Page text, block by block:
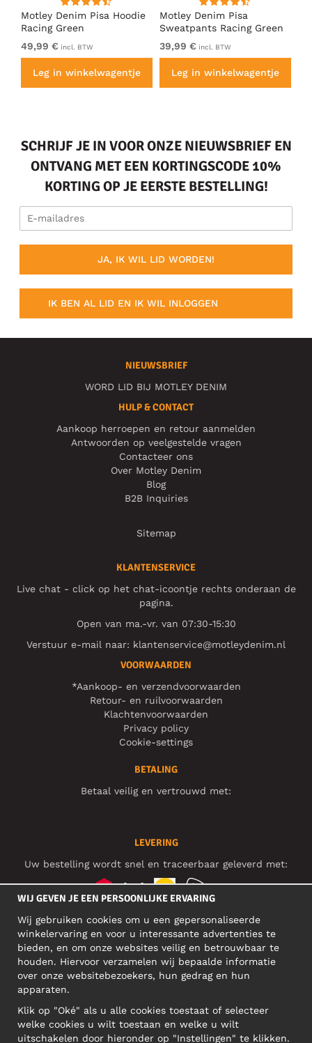
Motley Denim Pisa Hoodie
Racing Green
49,99 € incl. BTW
Leg in winkelwagentje
Motley Denim Pisa
Sweatpants Racing Green
39,99 € incl. BTW
Leg in winkelwagentje
SCHRIJF JE IN VOOR ONZE NIEUWSBRIEF EN
ONTVANG MET EEN KORTINGSCODE 10%
KORTING OP JE EERSTE BESTELLING!
JA, IK WIL LID WORDEN!
IK BEN AL LID EN IK WIL INLOGGEN
NIEUWSBRIEF
WORD LID BIJ MOTLEY DENIM
HULP & CONTACT
Aankoop herroepen en retour aanmelden
Antwoorden op veelgestelde vragen
Contacteer ons
Over Motley Denim
Blog
B2B Inquiries
Sitemap
KLANTENSERVICE
Live chat - click op het chat-icoontje rechts onderaan de
pagina.
Open van ma.-vr. van 07:30-15:30
Verstuur e-mail naar: klantenservice@motleydenim.nl
VOORWAARDEN
*Aankoop- en verzendvoorwaarden
Retour- en ruilvoorwaarden
Klachtenvoorwaarden
Privacy policy
Cookie-settings
BETALING
Betaal veilig en vertrouwd met:
LEVERING
Uw bestelling wordt snel en traceerbaar geleverd met:
SOCIAL MEDIA
BEDRIJFSADRES
Narva mnt 5, EE-10117 Tallinn
Reg: 12356245
WIJ GEVEN JE EEN PERSOONLIJKE ERVARING
Wij gebruiken cookies om u een gepersonaliseerde
winkelervaring en voor u interessante advertenties te
bieden, en om onze websites veilig en betrouwbaar te
houden. Hiervoor verzamelen wij bepaalde informatie
over onze websitebezoekers, hun gedrag en hun
apparaten.
Klik op "Oké" als u alle cookies toestaat of selecteer
welke cookies u wilt toestaan en welke u wilt
uitschakelen door hieronder op "Instellingen" te klikken.